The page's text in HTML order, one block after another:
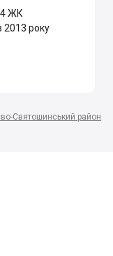
ЖК
2013 року
Святошинський район